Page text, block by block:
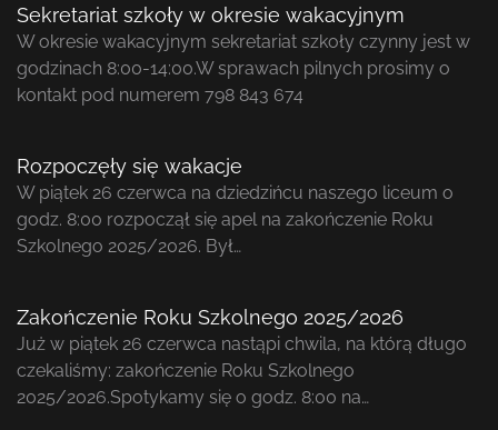
Sekretariat szkoły w okresie wakacyjnym
W okresie wakacyjnym sekretariat szkoły czynny jest w
godzinach 8:00-14:00.W sprawach pilnych prosimy o
kontakt pod numerem 798 843 674
Rozpoczęły się wakacje
W piątek 26 czerwca na dziedzińcu naszego liceum o
godz. 8:00 rozpoczął się apel na zakończenie Roku
Szkolnego 2025/2026. Był…
Zakończenie Roku Szkolnego 2025/2026
Już w piątek 26 czerwca nastąpi chwila, na którą długo
czekaliśmy: zakończenie Roku Szkolnego
2025/2026.Spotykamy się o godz. 8:00 na…